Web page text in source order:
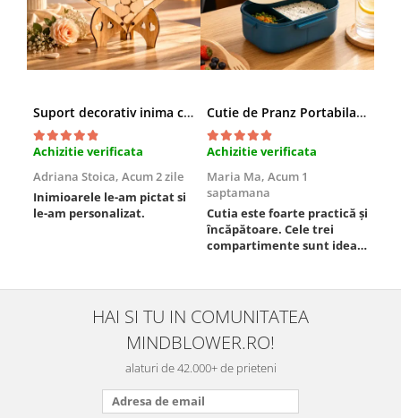
Suport decorativ inima cu mesaje, Cadou cu suflet
Achizitie verificata
Adriana Stoica, Acum 2 zile
Inimioarele le-am pictat si
le-am personalizat.
Cutie de Pranz Portabila cu Compartimente
Achizitie verificata
Maria Ma, Acum 1
saptamana
Cutia este foarte practică și
încăpătoare. Cele trei
compartimente sunt ideale
este sigură, fără scurgeri. O
folosesc aproape zilnic la
serviciu și sunt foarte
mulțumită.
HAI SI TU IN COMUNITATEA
MINDBLOWER.RO!
alaturi de 42.000+ de prieteni